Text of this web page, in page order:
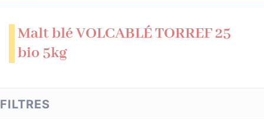
Malt blé VOLCABLÉ TORREF 25
bio 5kg
FILTRES